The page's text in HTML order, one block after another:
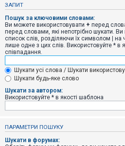
с
р
а
ц
і
я
Т
е
м
и
б
і
п
ЗАПИТ
Пошук за ключовими словами:
Ви можете використовувати + перед
перед словами, які непотрібно шукати.
список слів, розділяючи їх символом | на
лише одне з цих слів. Використовуйте * в
співпадання.
Шукати усі слова / Шукати
Шукати будь-яке слово
Шукати за автором:
Використовуйте * в якості шаблона
ПАРАМЕТРИ ПОШУКУ
Шукати в форумах: